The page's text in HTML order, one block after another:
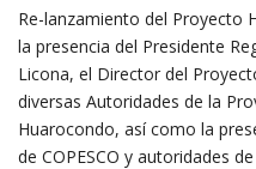
Re-lanzamiento del Proyecto
la presencia del Presidente
Licona, el Director del
diversas Autoridades de la
Huarocondo, así como la
de COPESCO y autoridades